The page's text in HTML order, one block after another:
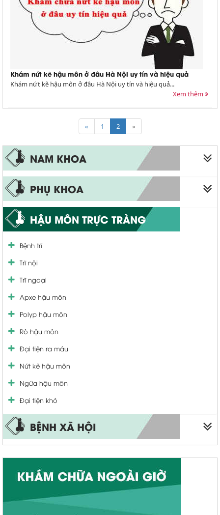
Khám nứt kẽ hậu môn ở đâu Hà Nội uy tín và hiệu quả
Khám nứt kẽ hậu môn ở đâu Hà Nội uy tín và hiệu quả...
Xem thêm
« 1 2 »
NAM KHOA
Liệt dương
Xuất tinh sớm
Bao quy đầu
PHỤ KHOA
Viêm phụ khoa
Viêm vùng chậu
Viêm ống dẫn trứng
Viêm âm đạo
Viêm lộ tuyến cổ tử cung
U xơ cổ tử cung
Rối loạn kinh nguyệt
Khí hư bất thường
Vá màng trinh
Thu nhỏ âm đạo
viêm cổ tử cung
HẬU MÔN TRỰC TRÀNG
Bệnh trĩ
Trĩ nội
Trĩ ngoại
Apxe hậu môn
Polyp hậu môn
Rò hậu môn
Đại tiện ra máu
Nứt kẽ hậu môn
Ngứa hậu môn
Đại tiện khó
BỆNH XÃ HỘI
Bệnh lậu
Mụn rộp sinh dục